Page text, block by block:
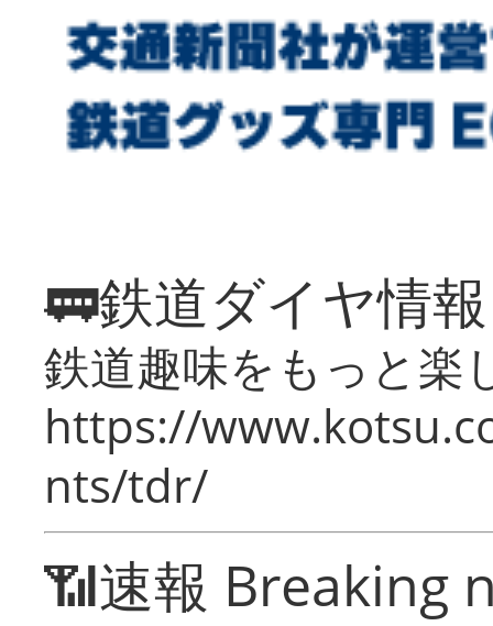
🚃鉄道ダイヤ情
鉄道趣味をもっと楽
https://
nts/tdr/
📶速報 Breaking